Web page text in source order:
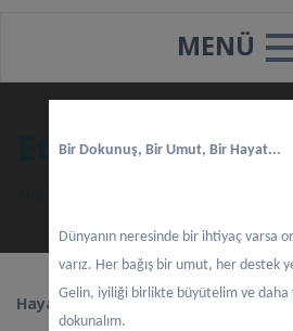
MENÜ
Etik Değerler
Hayata Dokunanlar İnsani Yardım
Bir Dokunuş, Bir Umut, Bir Hayat...
Dünyanın neresinde bir ihtiyaç varsa
varız. Her bağış bir umut, her destek
Gelin, iyiliği birlikte büyütelim ve daha
dokunalım.